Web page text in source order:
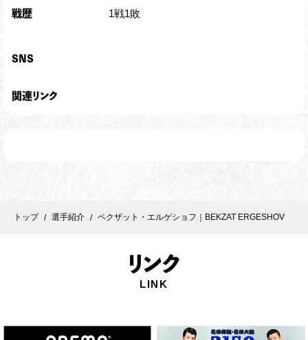
戦歴 1戦1敗
SNS
関連リンク
トップ / 選手紹介 / ベクザット・エルゲショフ｜BEKZAT ERGESHOV
リンク
LINK